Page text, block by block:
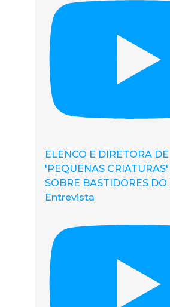
ELENCO E DIRETORA DE
'PEQUENAS
SOBRE BASTIDORES
Entrevista